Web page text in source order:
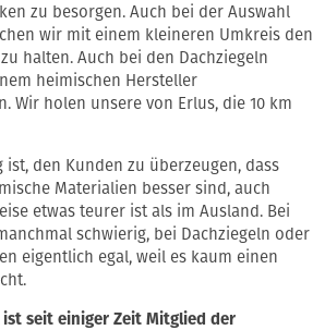
zu besorgen. Auch bei der Auswahl
wir mit einem kleineren Umkreis den
halten. Auch bei den Dachziegeln
heimischen Hersteller
Wir holen unsere von Erlus, die 10 km
den Kunden zu überzeugen, dass
Materialien besser sind, auch
etwas teurer ist als im Ausland. Bei
schwierig, bei Dachziegeln oder
eigentlich egal, weil es kaum einen
ist seit einiger Zeit Mitglied der